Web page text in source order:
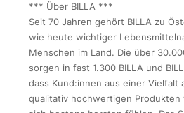
*** Über BILLA ***
Seit 70 Jahren gehört BILLA zu
wie heute wichtiger
Menschen im Land. Die über
sorgen in fast 1.300 BILLA und
dass Kund:innen aus einer Vielfalt
qualitativ hochwertigen Produkten